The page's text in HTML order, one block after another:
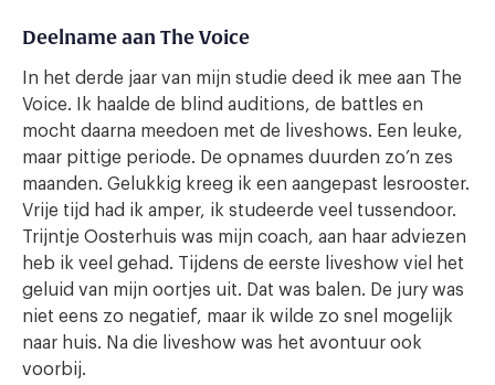
Deelname aan The Voice
In het derde jaar van mijn studie deed ik mee aan The
Voice. Ik haalde de blind auditions, de battles en
mocht daarna meedoen met de liveshows. Een leuke,
maar pittige periode. De opnames duurden zo’n zes
maanden. Gelukkig kreeg ik een aangepast lesrooster.
Vrije tijd had ik amper, ik studeerde veel tussendoor.
Trijntje Oosterhuis was mijn coach, aan haar adviezen
heb ik veel gehad. Tijdens de eerste liveshow viel het
geluid van mijn oortjes uit. Dat was balen. De jury was
niet eens zo negatief, maar ik wilde zo snel mogelijk
naar huis. Na die liveshow was het avontuur ook
voorbij.